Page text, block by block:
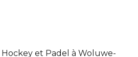
Hockey et Padel à Woluwe-